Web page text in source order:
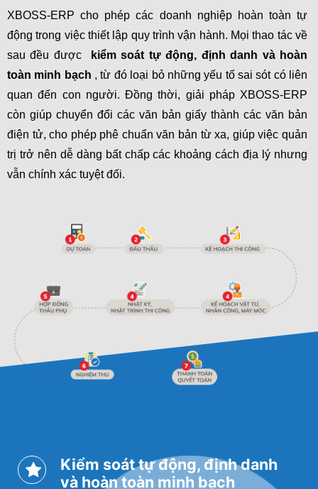
XBOSS-ERP cho phép các doanh nghiệp hoàn toàn tự
động trong việc thiết lập quy trình vận hành. Mọi thao tác về
sau đều được
kiểm soát tự động, định danh và hoàn
toàn minh bạch , từ đó loại bỏ những yếu tố sai sót có liên
quan đến con người. Đồng thời, giải pháp XBOSS-ERP
còn giúp chuyển đổi các văn bản giấy thành các văn bản
điện tử, cho phép phê chuẩn văn bản từ xa, giúp việc quản
trị trở nên dễ dàng bất chấp các khoảng cách địa lý nhưng
vẫn chính xác tuyệt đối.
Kiểm soát tự động, định danh
và hoàn toàn minh bạch